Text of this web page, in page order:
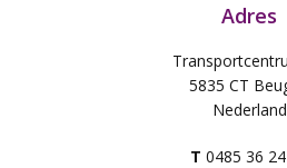
Adres
5835 CT
Nederland
T 0485 36